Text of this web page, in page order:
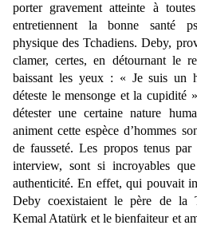
porter gravement atteinte à
entretiennent la bonne santé
physique des Tchadiens. Deby,
clamer, certes, en détournant le
baissant les yeux : « Je suis un
déteste le mensonge et la cupidité
détester une certaine nature
animent cette espèce d’hommes
de fausseté. Les propos tenus
interview, sont si incroyables
authenticité. En effet, qui pouvait
Deby coexistaient le père de la
Kemal Atatürk et le bienfaiteur et